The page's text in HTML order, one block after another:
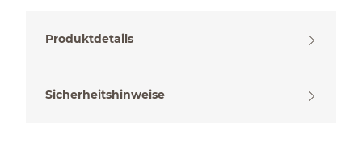
Produktdetails
Sicherheitshinweise